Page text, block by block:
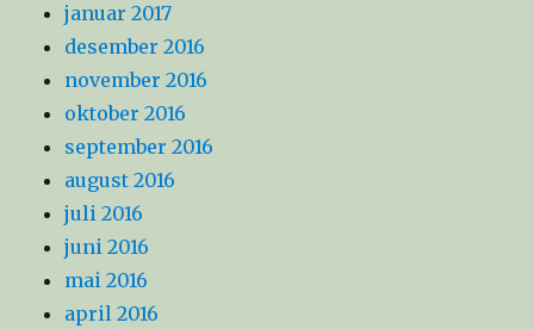
januar 2017
desember 2016
november 2016
oktober 2016
september 2016
august 2016
juli 2016
juni 2016
mai 2016
april 2016